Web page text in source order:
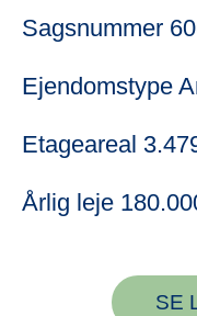
Sagsnummer
Ejendomstype
Etageareal
Årlig leje
SE